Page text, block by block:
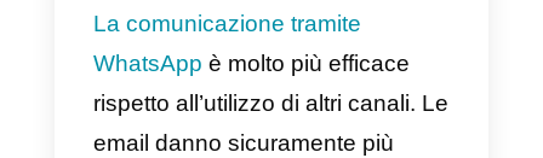
Un consiglio è dinon stabilire mai
un prezzo senza prima aver
preso tutte queste considerazioni